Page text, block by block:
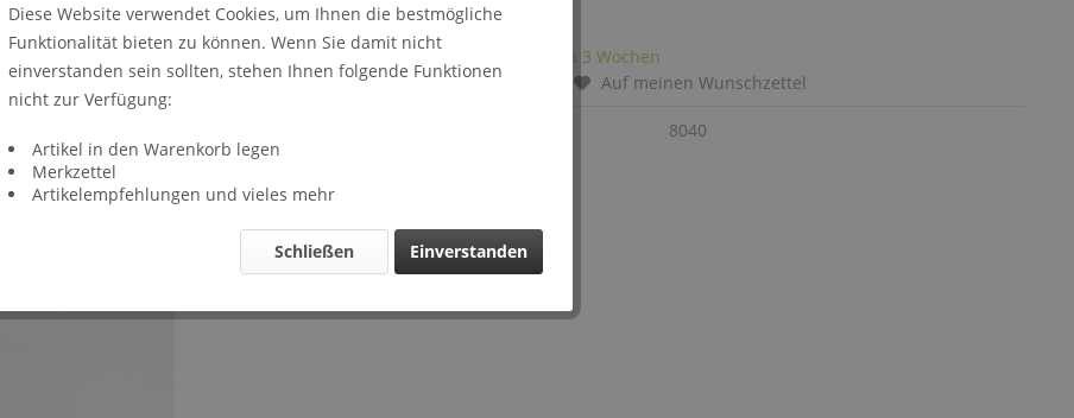
Lieferzeit: ca 3 Wochen
Vergleichen
Auf meinen Wunschzettel
8040
Diese Website verwendet Cookies, um Ihnen die bestmögliche
Funktionalität bieten zu können. Wenn Sie damit nicht
einverstanden sein sollten, stehen Ihnen folgende Funktionen
nicht zur Verfügung:
Artikel in den Warenkorb legen
Merkzettel
Artikelempfehlungen und vieles mehr
Einverstanden
Schließen